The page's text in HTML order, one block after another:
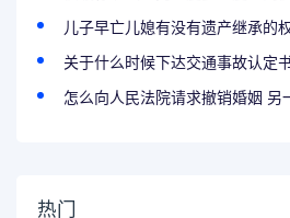
儿子早亡儿媳有没有遗产继承的
关于什么时候下达交通事故认定
怎么向人民法院请求撤销婚姻 另
热门